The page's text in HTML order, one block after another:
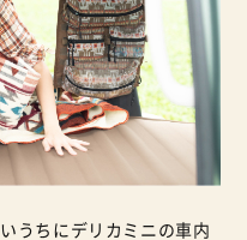
うちにデリカミニの車内